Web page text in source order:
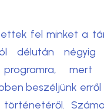
fel minket a
délután
mert
beszéljünk